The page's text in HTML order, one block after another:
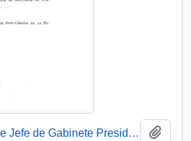
[Oficio Ord. N° 854 de Jefe de Gabinete Presidencial, remite copia de carta que se indica]